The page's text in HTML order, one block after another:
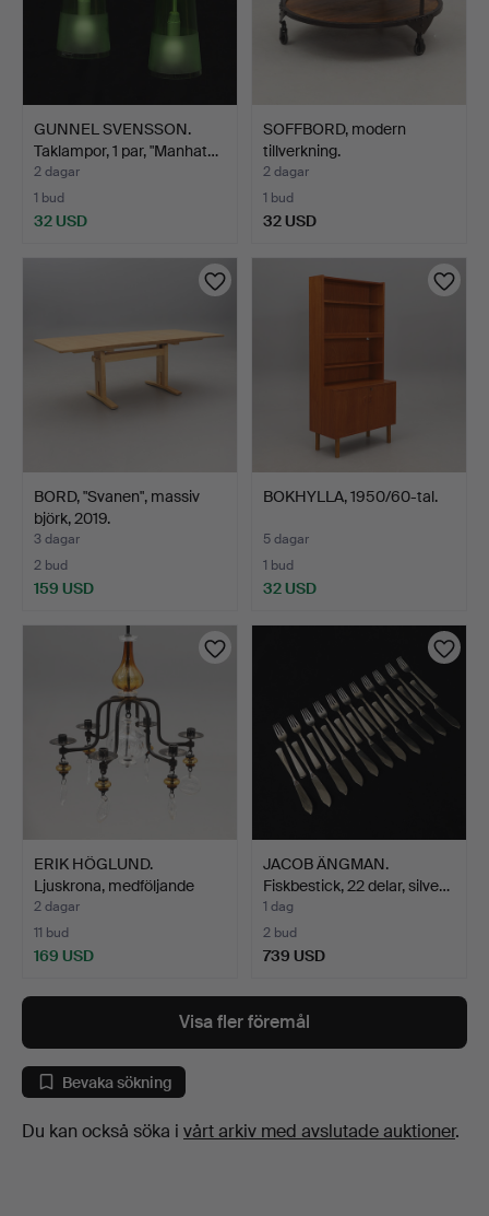
GUNNEL SVENSSON.
Taklampor, 1 par, "Manhat…
2 dagar
1 bud
32 USD
SOFFBORD, modern
tillverkning.
2 dagar
1 bud
32 USD
BORD, "Svanen", massiv
björk, 2019.
3 dagar
2 bud
159 USD
BOKHYLLA, 1950/60-tal.
5 dagar
1 bud
32 USD
ERIK HÖGLUND.
Ljuskrona, medföljande
ljuss…
2 dagar
11 bud
169 USD
JACOB ÄNGMAN.
Fiskbestick, 22 delar, silve…
1 dag
2 bud
739 USD
Visa fler föremål
Bevaka sökning
Du kan också söka i vårt arkiv med avslutade auktioner.